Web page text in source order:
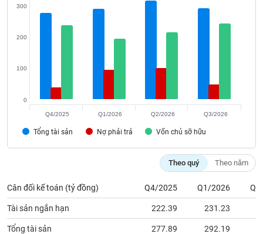
Tổng tài sản Nợ phải trả Vốn chủ sỡ hữu
0
100
200
300
Q4/2025 Q1/2026 Q2/2026 Q3/2026
Theo quý Theo năm
Cân đối kế toán (tỷ đồng) Q4/2025 Q1/2026
Tài sản ngắn hạn 222.39 231.23
Tổng tài sản 277.89 292.19
(-)
chính
Công
cụ
tư